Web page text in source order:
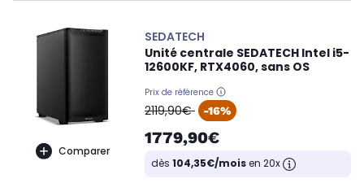
Comparer
SEDATECH
Unité centrale SEDATECH Intel i5-
12600KF, RTX4060, sans OS
Prix de référence
oldPrice
2119,90€ -16%
1779,90€
dès 104,35€/moisen 20x